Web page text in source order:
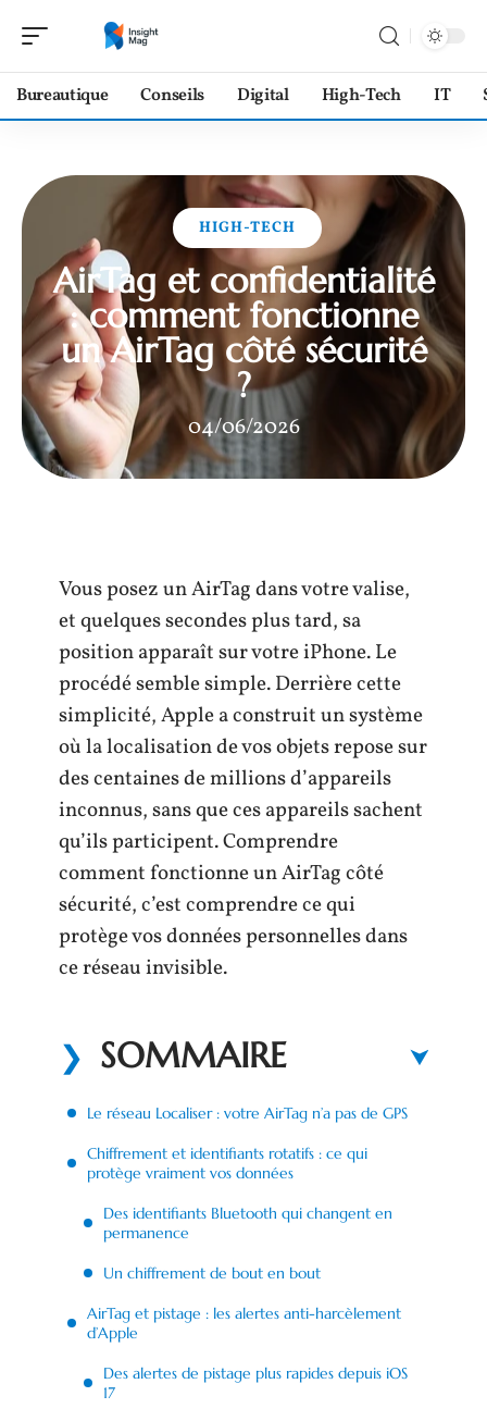
Bureautique Conseils Digital High-Tech IT
HIGH-TECH
AirTag et confidentialité
: comment fonctionne
un AirTag côté sécurité
?
04/06/2026
Vous posez un AirTag dans votre valise,
et quelques secondes plus tard, sa
position apparaît sur votre iPhone. Le
procédé semble simple. Derrière cette
simplicité, Apple a construit un système
où la localisation de vos objets repose sur
des centaines de millions d’appareils
inconnus, sans que ces appareils sachent
qu’ils participent. Comprendre
comment fonctionne un AirTag côté
sécurité, c’est comprendre ce qui
protège vos données personnelles dans
ce réseau invisible.
SOMMAIRE
Le réseau Localiser : votre AirTag n’a pas de GPS
Chiffrement et identifiants rotatifs : ce qui
protège vraiment vos données
Des identifiants Bluetooth qui changent en
permanence
Un chiffrement de bout en bout
AirTag et pistage : les alertes anti-harcèlement
d’Apple
Des alertes de pistage plus rapides depuis iOS
17